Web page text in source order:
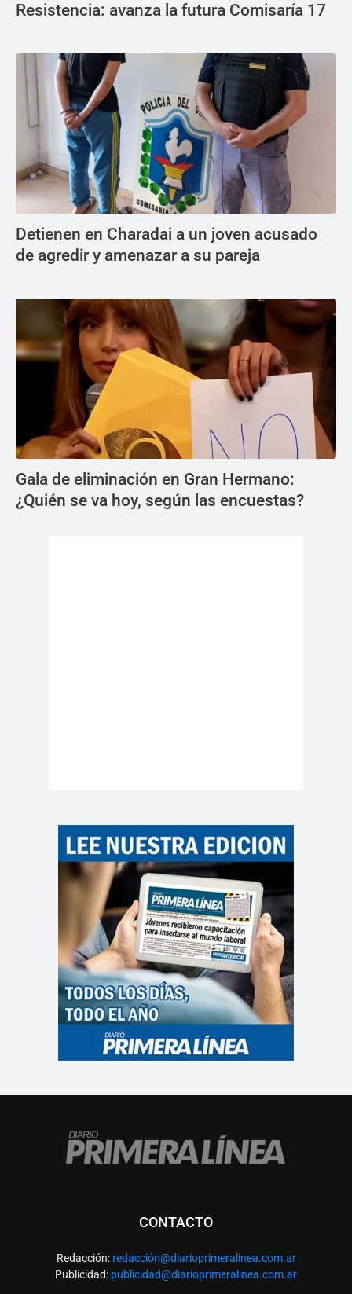
Resistencia: avanza la futura Comisaría 17
Detienen en Charadai a un joven acusado
de agredir y amenazar a su pareja
Gala de eliminación en Gran Hermano:
¿Quién se va hoy, según las encuestas?
CONTACTO
Redacción: redacción@diarioprimeralinea.com.ar
Publicidad: publicidad@diarioprimeralinea.com.ar